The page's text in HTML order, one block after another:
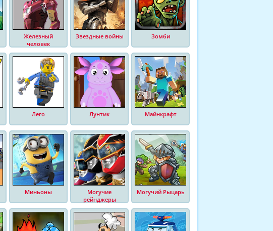
Железный
человек
Звездные войны Зомби
Лего Лунтик Майнкрафт
Миньоны
Могучие
рейнджеры
Могучий Рыцарь